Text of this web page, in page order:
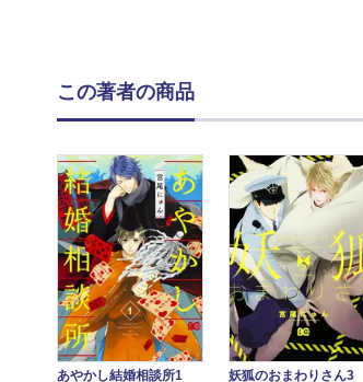
この著者の商品
あやかし結婚相談所1
妖狐のおまわりさん3